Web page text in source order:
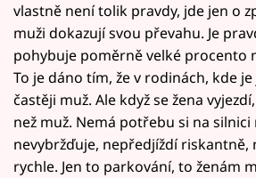
vlastně není tolik pravdy, jde jen o
muži dokazují svou převahu. Je
pohybuje poměrně velké procento
To je dáno tím, že v rodinách, kde
častěji muž. Ale když se žena
než muž. Nemá potřebu si na silnici
nevybržďuje, nepředjíždí riskantně,
rychle. Jen to parkování, to ženám